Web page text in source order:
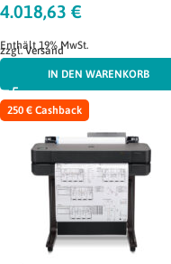
4.018,63 €
Enthält 19% MwSt.
zzgl.Versand
IN DEN WARENKORB
250 € Cashback